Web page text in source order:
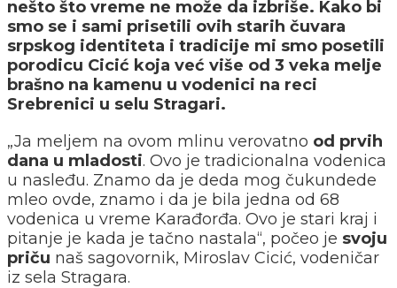
nešto što vreme ne može da izbriše. Kako bi
smo se i sami prisetili ovih starih čuvara
srpskog identiteta i tradicije mi smo posetili
porodicu Cicić koja već više od 3 veka melje
brašno na kamenu u vodenici na reci
Srebrenici u selu Stragari.
„Ja meljem na ovom mlinu verovatno od prvih
dana u mladosti. Ovo je tradicionalna vodenica
u nasleđu. Znamo da je deda mog čukundede
mleo ovde, znamo i da je bila jedna od 68
vodenica u vreme Karađorđa. Ovo je stari kraj i
pitanje je kada je tačno nastala“, počeo je svoju
priču naš sagovornik, Miroslav Cicić, vodeničar
iz sela Stragara.